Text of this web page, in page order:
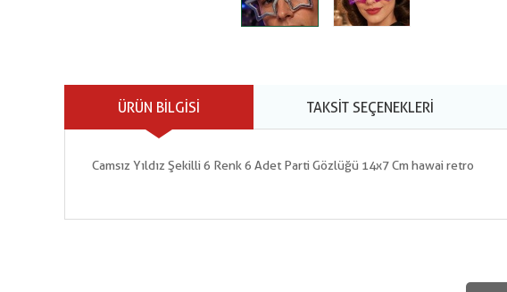
ÜRÜN BILGISI TAKSIT SEÇENEKLERI
Camsız Yıldız Şekilli 6 Renk 6 Adet Parti Gözlüğü 14x7 Cm hawai retro